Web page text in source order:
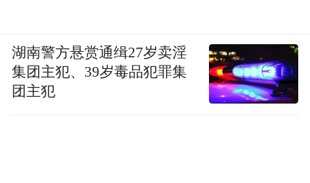
湖南警方悬赏通缉27岁卖淫
集团主犯、39岁毒品犯罪集
团主犯